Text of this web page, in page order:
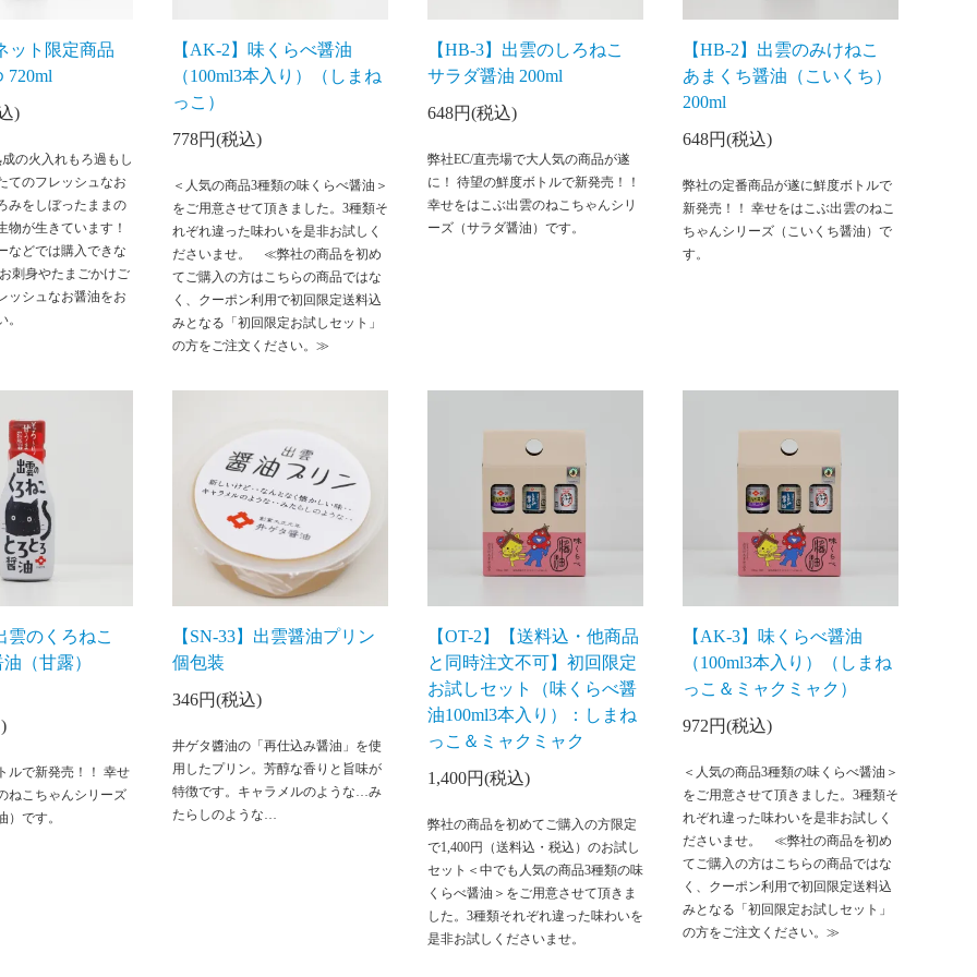
ット限定商品
720ml
)
の火入れもろ過もし
てのフレッシュなお
みをしぼったままの
物が生きています！
などでは購入できな
刺身やたまごかけご
ッシュなお醤油をお
【AK-2】味くらべ醤油
（100ml3本入り）（しまね
っこ）
778円(税込)
＜人気の商品3種類の味くらべ醤油＞
をご用意させて頂きました。3種類そ
れぞれ違った味わいを是非お試しく
ださいませ。 ≪弊社の商品を初め
てご購入の方はこちらの商品ではな
く、クーポン利用で初回限定送料込
みとなる「初回限定お試しセット」
の方をご注文ください。≫
【HB-3】出雲のしろねこ
サラダ醤油 200ml
648円(税込)
弊社EC/直売場で大人気の商品が遂
に！ 待望の鮮度ボトルで新発売！！
幸せをはこぶ出雲のねこちゃんシリ
ーズ（サラダ醤油）です。
【HB-2】出雲のみけねこ
あまくち醤油（こいくち）
200ml
648円(税込)
弊社の定番商品が遂に鮮度ボトルで
新発売！！ 幸せをはこぶ出雲のねこ
ちゃんシリーズ（こいくち醤油）で
す。
雲のくろねこ
（甘露）
ルで新発売！！ 幸せ
ねこちゃんシリーズ
）です。
【SN-33】出雲醤油プリン
個包装
346円(税込)
井ゲタ醬油の「再仕込み醤油」を使
用したプリン。芳醇な香りと旨味が
特徴です。キャラメルのような…み
たらしのような…
【OT-2】【送料込・他商品
と同時注文不可】初回限定
お試しセット（味くらべ醤
油100ml3本入り）：しまね
っこ＆ミャクミャク
1,400円(税込)
弊社の商品を初めてご購入の方限定
で1,400円（送料込・税込）のお試し
セット＜中でも人気の商品3種類の味
くらべ醤油＞をご用意させて頂きま
した。3種類それぞれ違った味わいを
是非お試しくださいませ。
【AK-3】味くらべ醤油
（100ml3本入り）（しまね
っこ＆ミャクミャク）
972円(税込)
＜人気の商品3種類の味くらべ醤油＞
をご用意させて頂きました。3種類そ
れぞれ違った味わいを是非お試しく
ださいませ。 ≪弊社の商品を初め
てご購入の方はこちらの商品ではな
く、クーポン利用で初回限定送料込
みとなる「初回限定お試しセット」
の方をご注文ください。≫